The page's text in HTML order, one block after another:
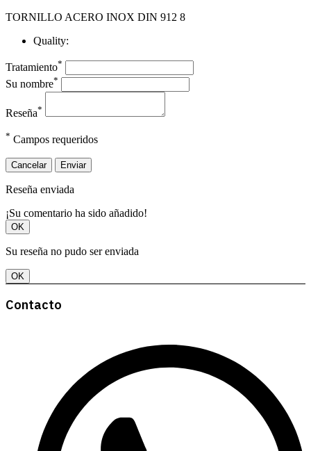
TORNILLO ACERO INOX DIN 912 8
Quality:
Tratamiento*
Su nombre*
Reseña*
* Campos requeridos
Cancelar Enviar
Reseña enviada
¡Su comentario ha sido añadido!
OK
Su reseña no pudo ser enviada
OK
Contacto